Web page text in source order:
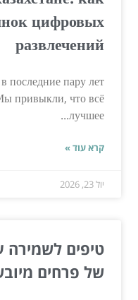
цифровых
развлечений
последние пару лет
привыкли, что всё
лучшее...
קרא עוד »
יול 23, 2026
טיפים לשמירה
של פרחים